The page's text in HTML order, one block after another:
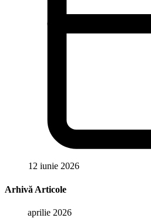
12 iunie 2026
Arhivă Articole
aprilie 2026